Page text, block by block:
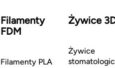
Filamenty
FDM
Filamenty PLA
Żywice
Żywice